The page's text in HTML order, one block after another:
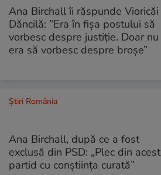
Ana Birchall îi răspunde Vioricăi
Dăncilă: ”Era în fișa postului să
vorbesc despre justiție. Doar nu
era să vorbesc despre broșe”
Știri România
Ana Birchall, după ce a fost
exclusă din PSD: „Plec din acest
partid cu conștiința curată”